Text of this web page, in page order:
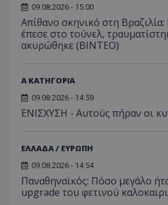
09.08.2026 - 15:00
Απίθανο σκηνικό στη
έπεσε στο τούνελ,
ακυρώθηκε (BINTEO)
Α ΚΑΤΗΓΟΡΙΑ
09.08.2026 - 14:59
ΕΝΙΣΧΥΣΗ - Αυτούς πήραν οι
ΕΛΛΑΔΑ / ΕΥΡΩΠΗ
09.08.2026 - 14:54
Παναθηναϊκός: Πόσο μεγάλο
upgrade του φετινού